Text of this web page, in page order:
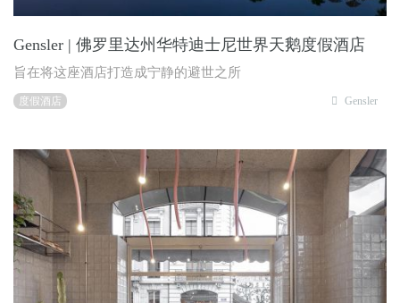
Gensler | 佛罗里达州华特迪士尼世界天鹅度假酒店
旨在将这座酒店打造成宁静的避世之所
度假酒店 Gensler